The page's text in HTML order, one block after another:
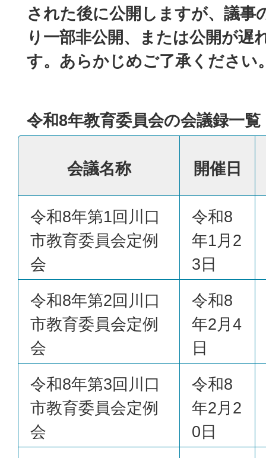
された後に公開しますが、議事
り一部非公開、または公開が遅
す。あらかじめご了承ください
令和8年教育委員会の会議録一覧
会議名称 開催日
令和8年第1回川口
市教育委員会定例
会
令和8
年1月2
3日
令和8年第2回川口
市教育委員会定例
会
令和8
年2月4
日
令和8年第3回川口
市教育委員会定例
会
令和8
年2月2
0日